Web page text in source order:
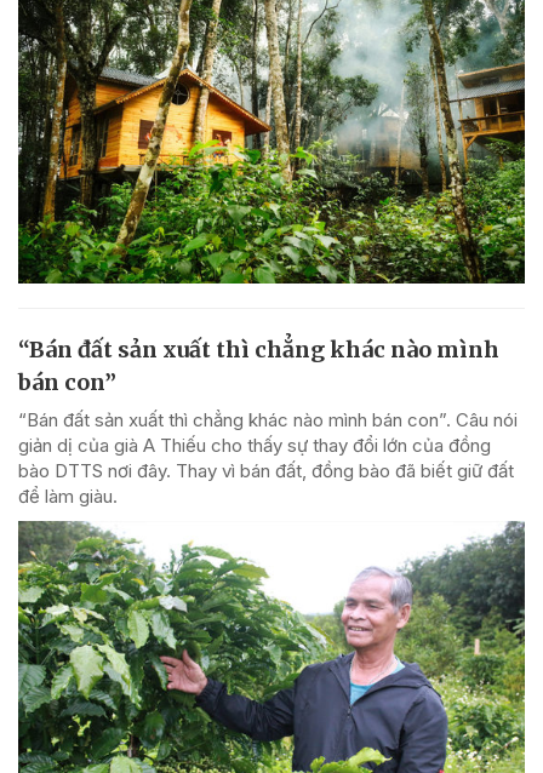
“Bán đất sản xuất thì chẳng khác nào mình
bán con”
“Bán đất sản xuất thì chẳng khác nào mình bán con”. Câu nói
giản dị của già A Thiếu cho thấy sự thay đổi lớn của đồng
bào DTTS nơi đây. Thay vì bán đất, đồng bào đã biết giữ đất
để làm giàu.